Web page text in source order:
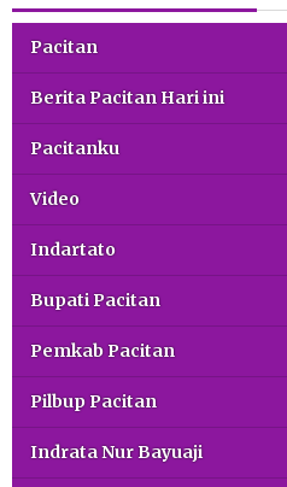
Pacitan
Berita Pacitan Hari ini
Pacitanku
Video
Indartato
Bupati Pacitan
Pemkab Pacitan
Pilbup Pacitan
Indrata Nur Bayuaji